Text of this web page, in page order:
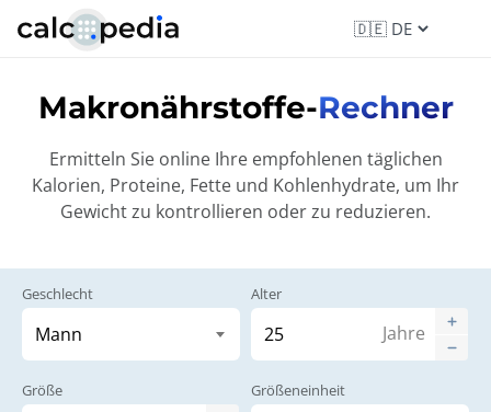
Makronährstoffe-Rechner
Ermitteln Sie online Ihre empfohlenen täglichen
Kalorien, Proteine, Fette und Kohlenhydrate, um Ihr
Gewicht zu kontrollieren oder zu reduzieren.
Geschlecht Alter
Jahre
Größe Größeneinheit